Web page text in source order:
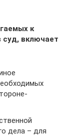
к
суд, включает
дела – для